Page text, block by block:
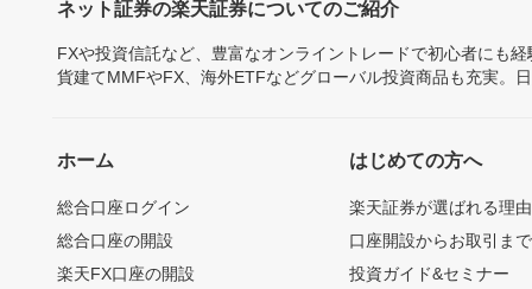
ネット証券の楽天証券についてのご紹介
FXや投資信託など、豊富なオンライントレードで初心者にも
貨建てMMFやFX、海外ETFなどグローバル投資商品も充実。
ホーム
総合口座ログイン
総合口座の開設
楽天FX口座の開設
はじめての方へ
楽天証券が選ばれる理由
口座開設からお取引ま
投資ガイド&セミナー